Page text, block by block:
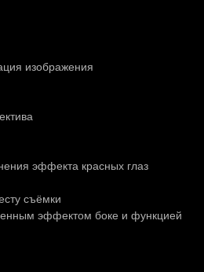
изображения
эффекта красных глаз
съёмки
эффектом боке и функцией